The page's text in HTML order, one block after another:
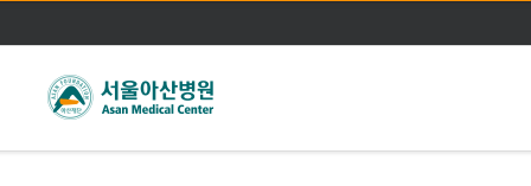
주메뉴바로가기
본문바로가기